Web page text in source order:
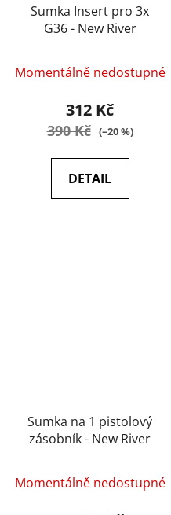
Sumka Insert pro 3x
G36 - New River
Momentálně nedostupné
312 Kč
390 Kč (–20 %)
DETAIL
Sumka na 1 pistolový
zásobník - New River
Momentálně nedostupné